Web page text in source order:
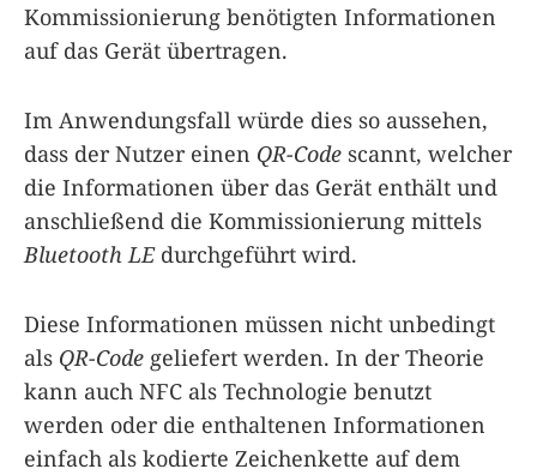
Kommissionierung benötigten Informationen
auf das Gerät übertragen.
Im Anwendungsfall würde dies so aussehen,
dass der Nutzer einen QR-Code scannt, welcher
die Informationen über das Gerät enthält und
anschließend die Kommissionierung mittels
Bluetooth LEdurchgeführt wird.
Diese Informationen müssen nicht unbedingt
als QR-Code geliefert werden. In der Theorie
kann auch NFC als Technologie benutzt
werden oder die enthaltenen Informationen
einfach als kodierte Zeichenkette auf dem